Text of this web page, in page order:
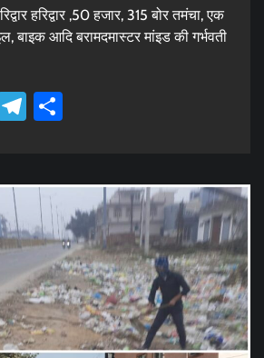
हरिद्वार ,50 हजार, 315 बोर तमंचा, एक
बाइक आदि बरामदमास्टर मांइड की गर्भवती
Telegram